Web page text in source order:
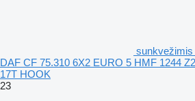
sunkvežimis
DAF CF 75.310 6X2 EURO 5 HMF 1244
17T HOOK
23